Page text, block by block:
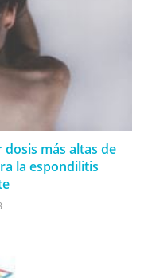
más altas de
la espondilitis